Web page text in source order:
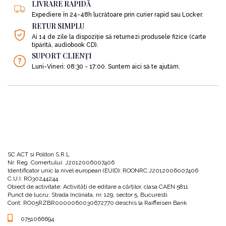
Prietenul meu cel mai bun m-a abandonat! Acum se joacă cu altcineva.
Niște reacții asemănătoare are și tigruțul nostru care trece prin una dintre
NU cele mai strălucite zile ale sale în povestea de față.
Noroc cu înțeleapta țestoasă care, îl va convinge că lucrurile nu stau deloc
așa, cu ajutorul câtorva întrebări pe care i le adresează, și care îl fac pe tigruț
să perceapă lucrurile dintr-o cu totul altă perspectivă.
Întrebările pe care i le adresează țestoasa sunt:
LIVRARE RAPIDĂ
Expediere în 24-48h lucrătoare prin curier rapid sau Locker.
RETUR SIMPLU
Ai 14 de zile la dispoziție să returnezi produsele fizice (carte
tipărită, audiobook CD).
SUPORT CLIENȚI
Luni-Vineri: 08:30 - 17:00. Suntem aici să te ajutăm.
SC ACT si Politon S.R.L
Nr. Reg. Comertului: J2012006007406
Identificator unic la nivel european (EUID): ROONRC.J2012006007406
C.U.I: RO30244244
Obiect de activitate: Activităţi de editare a cărţilor, clasa CAEN 5811
Punct de lucru: Strada Inclinata, nr. 129, sector 5, Bucuresti
Cont: RO05RZBR0000060030672770 deschis la Raiffeisen Bank
0751066694